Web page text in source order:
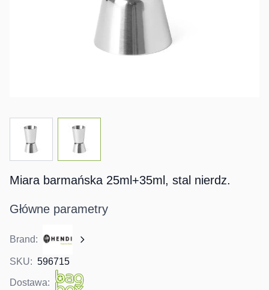
View larger imageView larger image
Miara barmańska 25ml+35ml, stal nierdz.
Główne parametry
Brand:
SKU: 596715
Dostawa: